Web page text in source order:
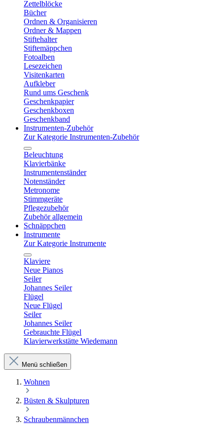
Zettelblöcke
Bücher
Ordnen & Organisieren
Ordner & Mappen
Stiftehalter
Stiftemäppchen
Fotoalben
Lesezeichen
Visitenkarten
Aufkleber
Rund ums Geschenk
Geschenkpapier
Geschenkboxen
Geschenkband
Instrumenten-Zubehör
Zur Kategorie Instrumenten-Zubehör
Beleuchtung
Klavierbänke
Instrumentenständer
Notenständer
Metronome
Stimmgeräte
Pflegezubehör
Zubehör allgemein
Schnäppchen
Instrumente
Zur Kategorie Instrumente
Klaviere
Neue Pianos
Seiler
Johannes Seiler
Flügel
Neue Flügel
Seiler
Johannes Seiler
Gebrauchte Flügel
Klavierwerkstätte Wiedemann
Menü schließen
Wohnen
Büsten & Skulpturen
Schraubenmännchen